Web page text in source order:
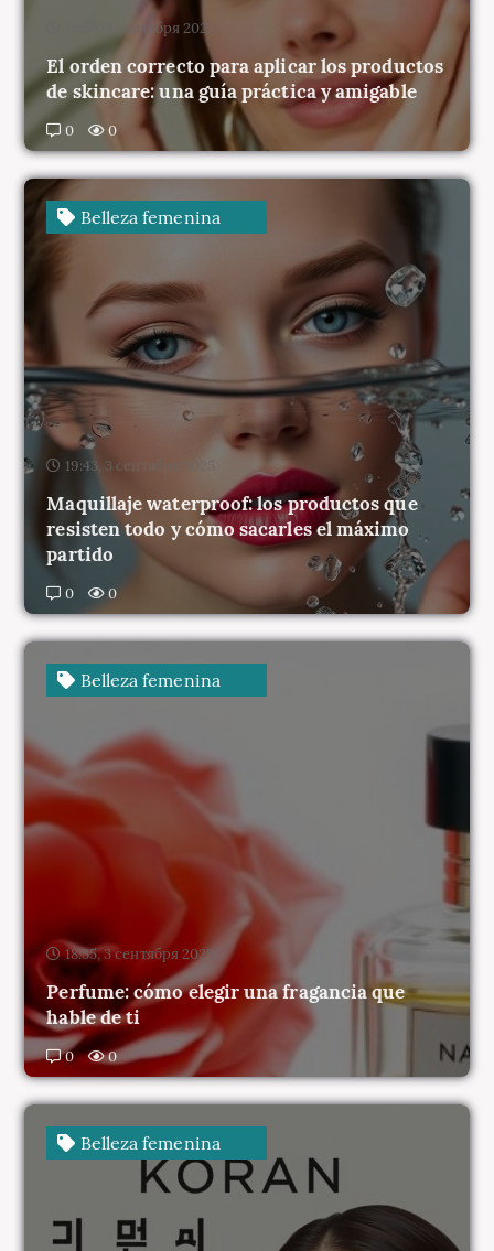
El orden correcto para aplicar los productos
de skincare: una guía práctica y amigable
0 0
Belleza femenina
19:43, 3 сентября 2025
Maquillaje waterproof: los productos que
resisten todo y cómo sacarles el máximo
partido
0 0
Belleza femenina
18:35, 3 сентября 2025
Perfume: cómo elegir una fragancia que
hable de ti
0 0
Belleza femenina